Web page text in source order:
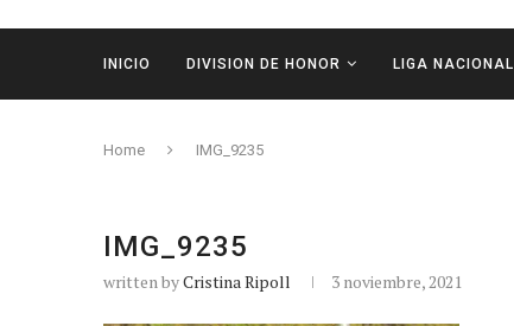
INICIO DIVISION DE HONOR LIGA NACIONAL
Home IMG_9235
IMG_9235
written byCristina Ripoll 3 noviembre, 2021